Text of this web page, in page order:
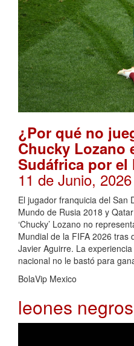
¿Por qué no
Chucky Lozano
Sudáfrica por el
11 de Junio,
El jugador franquicia del San
Mundo de Rusia 2018 y
‘Chucky’ Lozano no
Mundial de la FIFA 2026 tras
Javier Aguirre. La
nacional no le bastó para
BolaVip Mexico
leones negros